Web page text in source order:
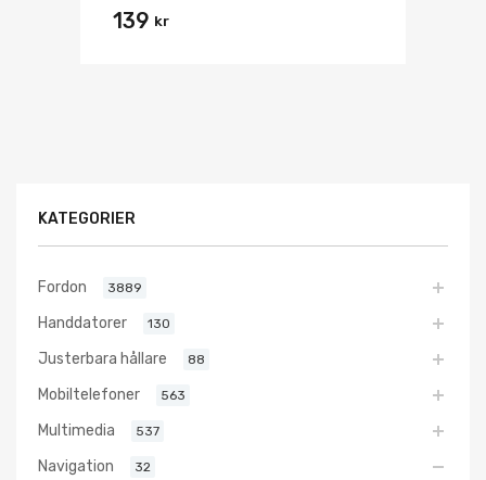
139 kr
KATEGORIER
Fordon 3889
Handdatorer 130
Justerbara hållare 88
Mobiltelefoner 563
Multimedia 537
Navigation 32